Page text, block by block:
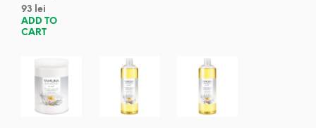
93
lei
ADD TO
CART